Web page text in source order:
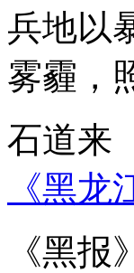
兵地以
雾霾，
石道来
《黑
《黑